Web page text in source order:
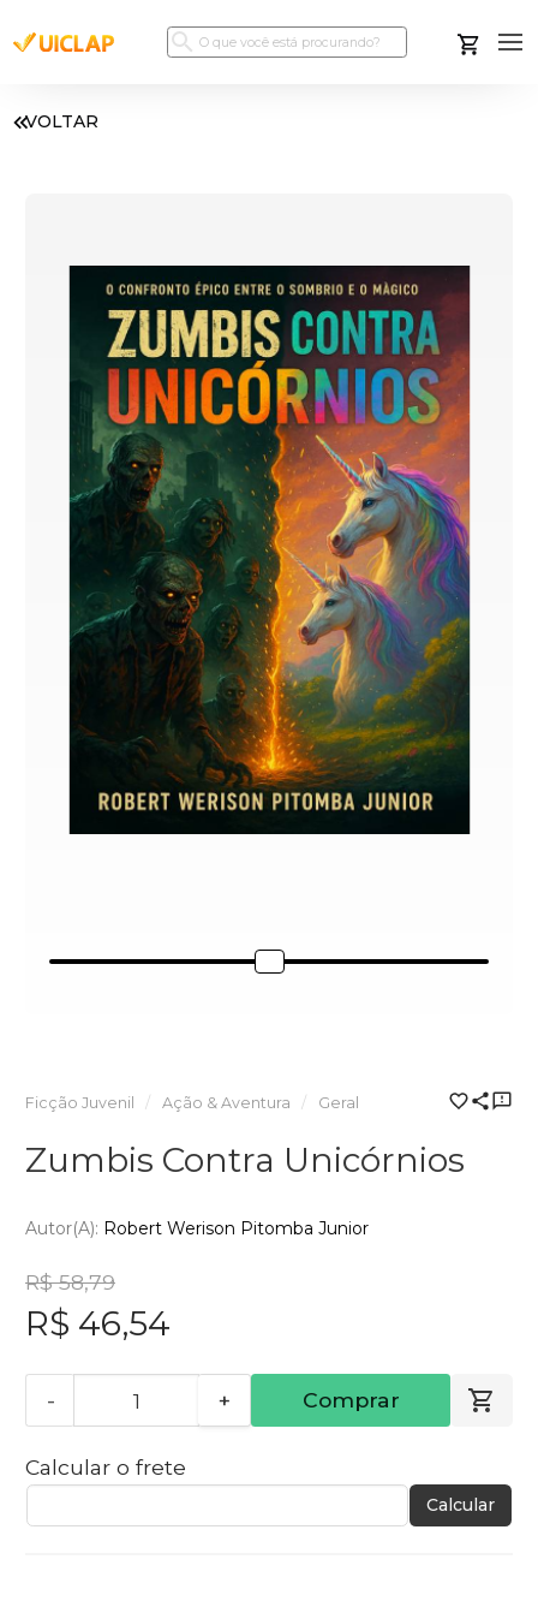
VOLTAR
Ficção Juvenil Ação & Aventura Geral
Zumbis Contra Unicórnios
Autor(a): Robert Werison Pitomba Junior
R$ 58,79
R$ 46,54
- + Comprar
Calcular o frete
Calcular